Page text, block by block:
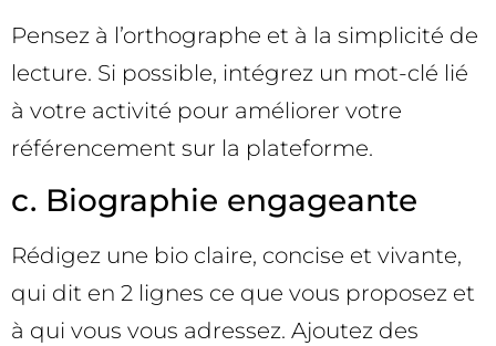
Pensez à l’orthographe et à la simplicité de
lecture. Si possible, intégrez un mot-clé lié
à votre activité pour améliorer votre
référencement sur la plateforme.
c. Biographie engageante
Rédigez une bio claire, concise et vivante,
qui dit en 2 lignes ce que vous proposez et
à qui vous vous adressez. Ajoutez des